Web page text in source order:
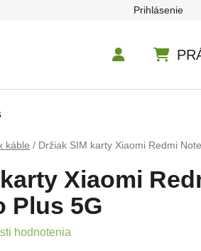
Prihlásenie
káble / Držiak SIM karty Xiaomi Redmi
Xiaomi
Plus 5G
je 0,0 z 5 hviezdičiek.
hodnotenia